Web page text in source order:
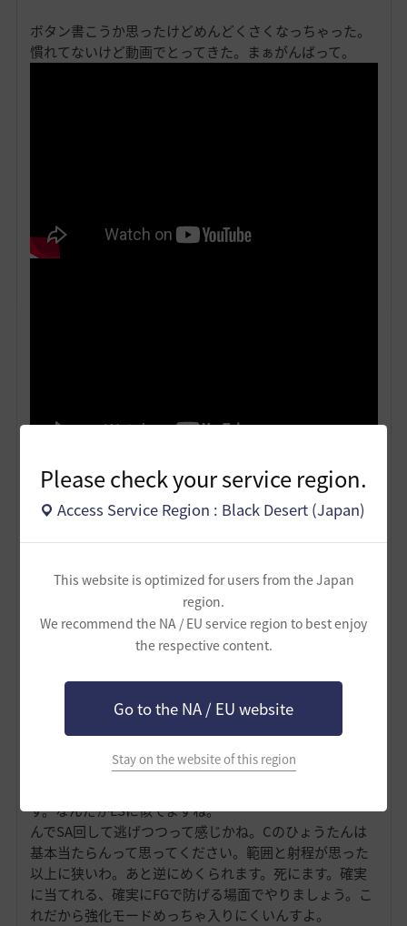
Please check your service region.
Access Service Region : Black Desert (Japan)
This website is optimized for users from the Japan
region.
We recommend the NA / EU service region to best enjoy
the respective content.
Go to the NA / EU website
Stay on the website of this region
ボタン書こうか思ったけどめんどくさくなっちゃった。
慣れてないけど動画でとってきた。まぁがんばって。
ウーコンの基本戦闘
SAが多いのが特徴ですが移動スキルがなかなかに終わっ
てるのでSAの上からすり潰してくる連中にめっぽう弱い
い？9％と強化後15％なので回避型がいいかなと思いま
まずは強化前モードの戦闘に慣れましょう。そこからで
ードに入る➔無敵移動➔shift＋Eの悠々自適で長い間無敵
を維持できるのでそれでだいぶ回復出来ます。
のでしっかり強化前モードで戦えるようにしましょう。
す。なんだかLSに似てますね。
んでSA回して逃げつつって感じかね。Cのひょうたんは
基本当たらんって思ってください。範囲と射程が思った
以上に狭いわ。あと逆にめくられます。死にます。確実
に当てれる、確実にFGで防げる場面でやりましょう。こ
れだから強化モードめっちゃ入りにくいんすよ。